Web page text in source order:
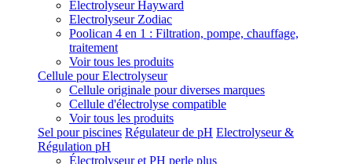
Electrolyseur Hayward
Electrolyseur Zodiac
Poolican 4 en 1 : Filtration, pompe, chauffage,
traitement
Voir tous les produits
Cellule pour Electrolyseur
Cellule originale pour diverses marques
Cellule d'électrolyse compatible
Voir tous les produits
Sel pour piscines Régulateur de pH Electrolyseur &
Régulation pH
Électrolyseur et PH perle plus